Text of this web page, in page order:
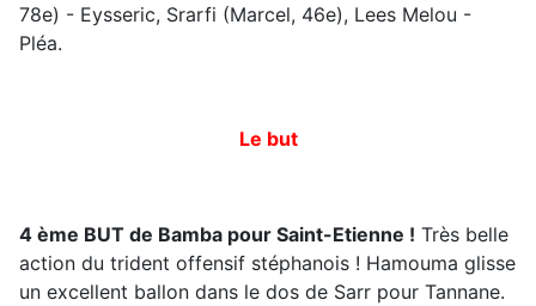
78e) - Eysseric, Srarfi (Marcel, 46e), Lees Melou -
Pléa.
Le but
4 ème BUT de Bamba pour Saint-Etienne ! Très belle
action du trident offensif stéphanois ! Hamouma glisse
un excellent ballon dans le dos de Sarr pour Tannane.